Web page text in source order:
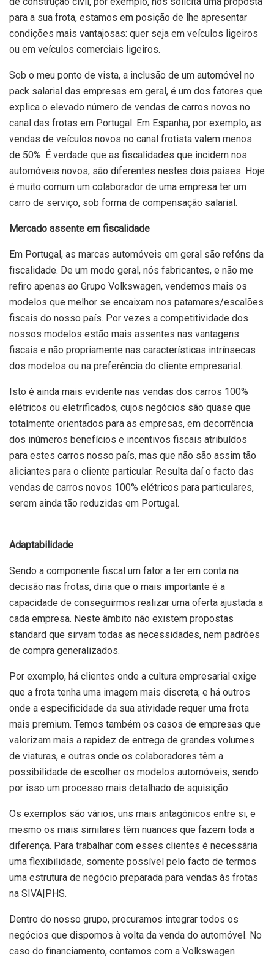
para a sua frota, estamos em posição de lhe apresentar
condições mais vantajosas: quer seja em veículos ligeiros
ou em veículos comerciais ligeiros.
Sob o meu ponto de vista, a inclusão de um automóvel no
pack salarial das empresas em geral, é um dos fatores que
explica o elevado número de vendas de carros novos no
canal das frotas em Portugal. Em Espanha, por exemplo, as
vendas de veículos novos no canal frotista valem menos
de 50%. É verdade que as fiscalidades que incidem nos
automóveis novos, são diferentes nestes dois países. Hoje
é muito comum um colaborador de uma empresa ter um
carro de serviço, sob forma de compensação salarial.
Mercado assente em fiscalidade
Em Portugal, as marcas automóveis em geral são reféns da
fiscalidade. De um modo geral, nós fabricantes, e não me
refiro apenas ao Grupo Volkswagen, vendemos mais os
modelos que melhor se encaixam nos patamares/escalões
fiscais do nosso país. Por vezes a competitividade dos
nossos modelos estão mais assentes nas vantagens
fiscais e não propriamente nas características intrínsecas
dos modelos ou na preferência do cliente empresarial.
Isto é ainda mais evidente nas vendas dos carros 100%
elétricos ou eletrificados, cujos negócios são quase que
totalmente orientados para as empresas, em decorrência
dos inúmeros benefícios e incentivos fiscais atribuídos
para estes carros nosso país, mas que não são assim tão
aliciantes para o cliente particular. Resulta daí o facto das
vendas de carros novos 100% elétricos para particulares,
serem ainda tão reduzidas em Portugal.
Adaptabilidade
Sendo a componente fiscal um fator a ter em conta na
decisão nas frotas, diria que o mais importante é a
capacidade de conseguirmos realizar uma oferta ajustada a
cada empresa. Neste âmbito não existem propostas
standard que sirvam todas as necessidades, nem padrões
de compra generalizados.
Por exemplo, há clientes onde a cultura empresarial exige
que a frota tenha uma imagem mais discreta; e há outros
onde a especificidade da sua atividade requer uma frota
mais premium. Temos também os casos de empresas que
valorizam mais a rapidez de entrega de grandes volumes
de viaturas, e outras onde os colaboradores têm a
possibilidade de escolher os modelos automóveis, sendo
por isso um processo mais detalhado de aquisição.
Os exemplos são vários, uns mais antagónicos entre si, e
mesmo os mais similares têm nuances que fazem toda a
diferença. Para trabalhar com esses clientes é necessária
uma flexibilidade, somente possível pelo facto de termos
uma estrutura de negócio preparada para vendas às frotas
na SIVA|PHS.
Dentro do nosso grupo, procuramos integrar todos os
negócios que dispomos à volta da venda do automóvel. No
caso do financiamento, contamos com a Volkswagen